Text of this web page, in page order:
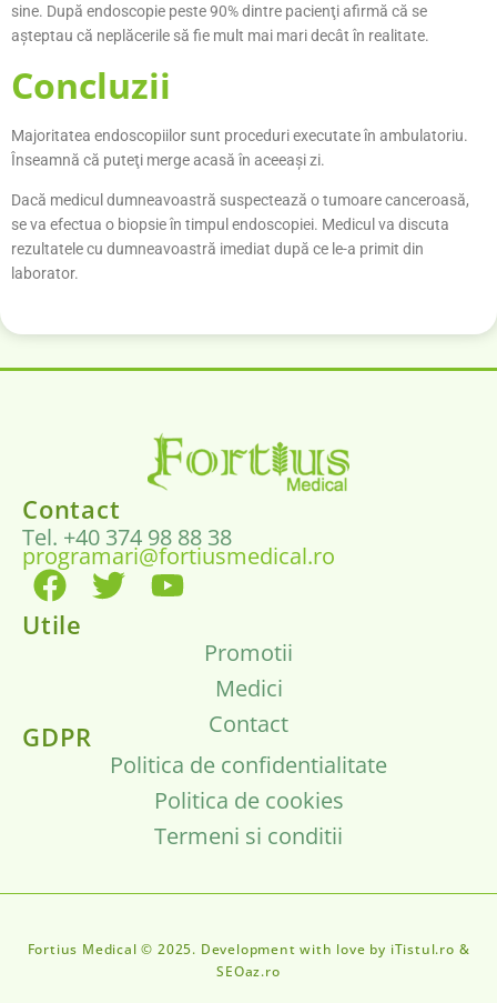
sine. După endoscopie peste 90% dintre pacienţi afirmă că se
aşteptau că neplăcerile să fie mult mai mari decât în realitate.
Concluzii
Majoritatea endoscopiilor sunt proceduri executate în ambulatoriu.
Înseamnă că puteţi merge acasă în aceeaşi zi.
Dacă medicul dumneavoastră suspectează o tumoare canceroasă,
se va efectua o biopsie în timpul endoscopiei. Medicul va discuta
rezultatele cu dumneavoastră imediat după ce le-a primit din
laborator.
Contact
Tel. +40 374 98 88 38
programari@fortiusmedical.ro
Utile
Promotii
Medici
Contact
GDPR
Politica de confidentialitate
Politica de cookies
Termeni si conditii
Fortius Medical © 2025. Development with love by iTistul.ro &
SEOaz.ro